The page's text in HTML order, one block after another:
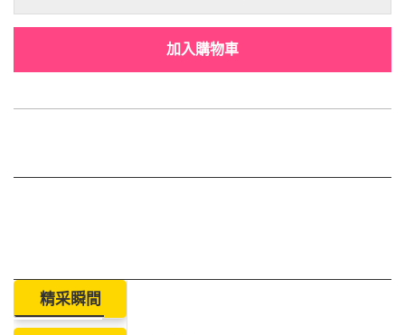
加入購物車
精采瞬間